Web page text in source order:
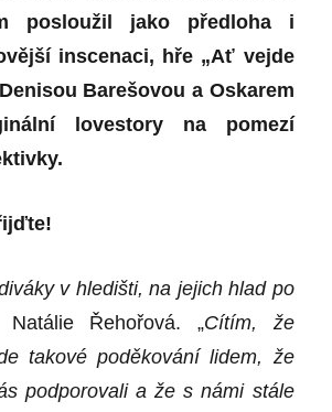
posloužil jako předloha i
inscenaci, hře „Ať vejde
Barešovou a Oskarem
lovestory na pomezí
v hledišti, na jejich hlad po
Natálie Řehořová. „Cítím, že
takové poděkování lidem, že
podporovali a že s námi stále